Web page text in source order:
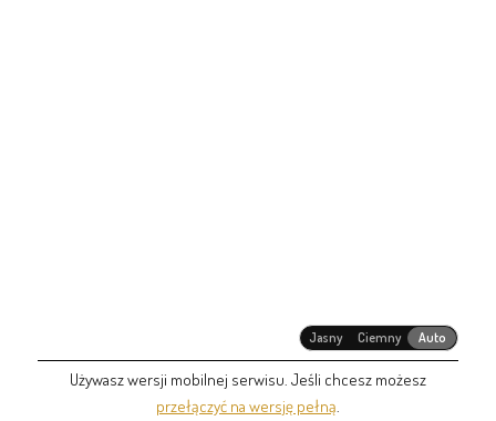
Jasny Ciemny Auto
Używasz wersji mobilnej serwisu. Jeśli chcesz możesz
przełączyć na wersję pełną